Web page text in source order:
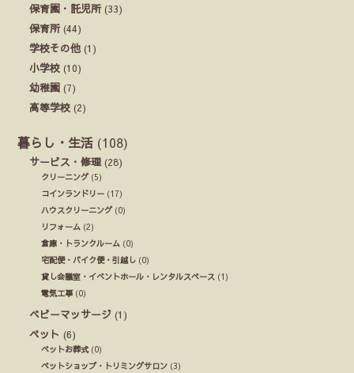
保育園・託児所(33)
保育所(44)
学校その他 (1)
小学校 (10)
幼稚園 (7)
高等学校 (2)
暮らし・生活 (108)
サービス・修理 (28)
クリーニング(5)
コインランドリー (17)
ハウスクリーニング(0)
リフォーム (2)
倉庫・トランクルーム (0)
宅配便・バイク便・引越し (0)
貸し会議室・イベントホール・レンタルスペース (1)
電気工事(0)
ベビーマッサージ (1)
ペット (6)
ペットお葬式(0)
ペットショップ・トリミングサロン (3)